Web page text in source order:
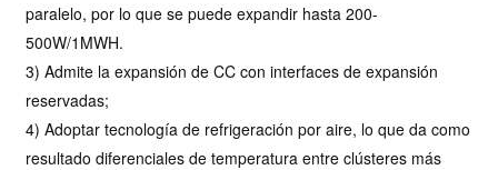
paralelo, por lo que se puede expandir hasta 200-
500W/1MWH.
3) Admite la expansión de CC con interfaces de expansión
reservadas;
4) Adoptar tecnología de refrigeración por aire, lo que da como
resultado diferenciales de temperatura entre clústeres más